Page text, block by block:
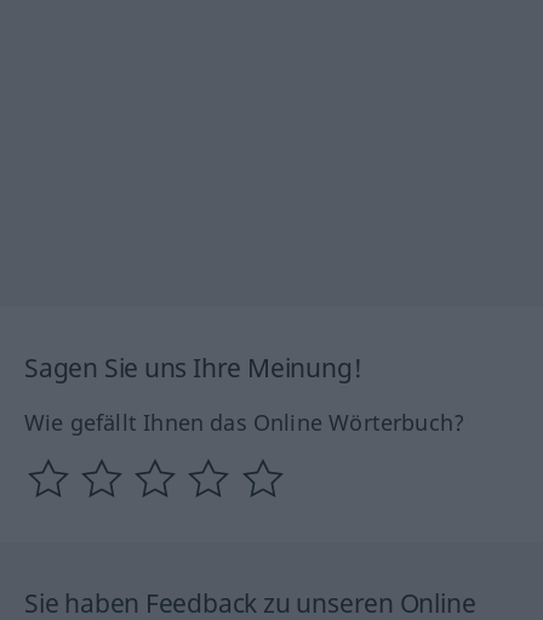
Sagen Sie uns Ihre Meinung!
Wie gefällt Ihnen das Online Wörterbuch?
Sie haben Feedback zu unseren Online